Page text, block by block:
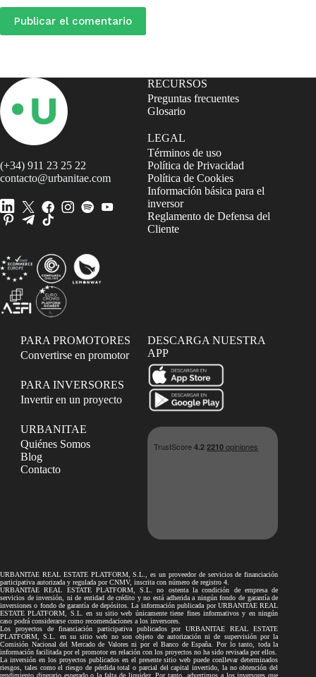
Publicar el comentario
(+34) 911 23 25 22
contacto@urbanitae.com
RECURSOS
Preguntas frecuentes
Glosario
LEGAL
Términos de uso
Política de Privacidad
Política de Cookies
Información básica para el
inversor
Reglamento de Defensa del
Cliente
PARA PROMOTORES
Convertirse en promotor
PARA INVERSORES
Invertir en un proyecto
URBANITAE
Quiénes Somos
Blog
Contacto
DESCARGA NUESTRA
APP
URBANITAE REAL ESTATE PLATFORM, S.L., es un proveedor de servicios de financiación
participativa autorizada y regulada por CNMV, inscrita con número de registro 4.
URBANITAE REAL ESTATE PLATFORM, S.L. no ostenta la condición de empresa de
servicios de inversión, ni de entidad de crédito y no está adherida a ningún fondo de garantía de
inversiones o fondo de garantía de depósitos. La información publicada por URBANITAE REAL
ESTATE PLATFORM, S.L. en su sitio web únicamente tiene fines informativos y en ningún
caso podrá considerarse como recomendaciones a los inversores.
Los proyectos de financiación participativa publicados por URBANITAE REAL ESTATE
PLATFORM, S.L. en su sitio web no son objeto de autorización ni de supervisión por la
Comisión Nacional del Mercado de Valores ni por el Banco de España. Por lo tanto, toda la
información facilitada por el promotor en relación con los proyectos no ha sido revisada por ellos.
La inversión en los proyectos publicados en el presente sitio web puede conllevar determinados
riesgos, tales como el riesgo de pérdida total o parcial del capital invertido, la no obtención del